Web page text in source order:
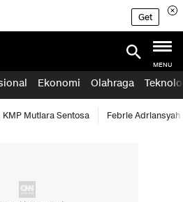
Get
MENU
Ekonomi Olahraga
KMP Mutiara Sentosa Febrie Adriansyah